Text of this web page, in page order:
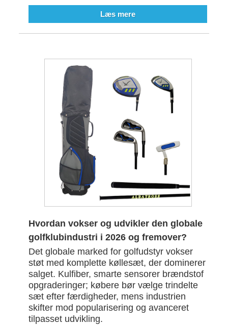
Læs mere
Hvordan vokser og udvikler den globale
golfklubindustri i 2026 og fremover?
Det globale marked for golfudstyr vokser
støt med komplette køllesæt, der dominerer
salget. Kulfiber, smarte sensorer brændstof
opgraderinger; købere bør vælge trindelte
sæt efter færdigheder, mens industrien
skifter mod popularisering og avanceret
tilpasset udvikling.